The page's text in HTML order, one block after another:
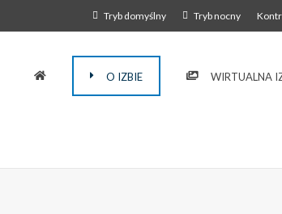
Tryb domyślny Tryb nocny
O IZBIE WIRTUALNA